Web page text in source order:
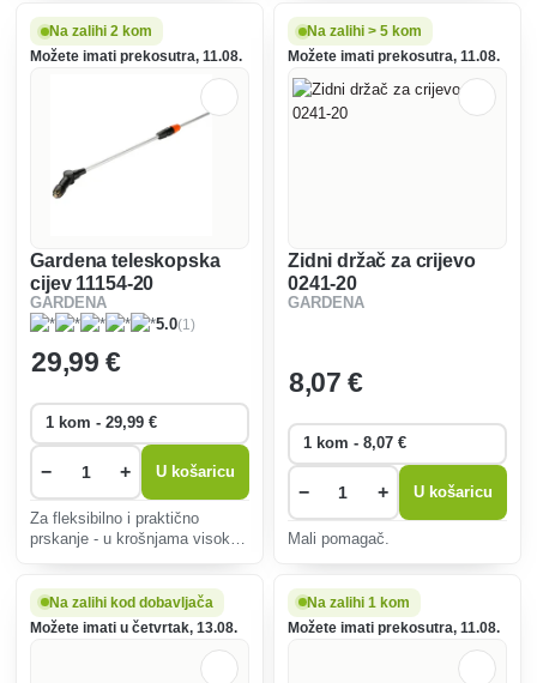
Na zalihi 2 kom
Možete imati prekosutra, 11.08.
Gardena teleskopska
cijev 11154-20
GARDENA
5.0(1)
29,99 €
− + U košaricu
Za fleksibilno i praktično
prskanje - u krošnjama visokog
Na zalihi > 5 kom
Možete imati prekosutra, 11.08.
Zidni držač za crijevo
0241-20
GARDENA
8,07 €
− + U košaricu
Mali pomagač.
Na zalihi kod dobavljača
Možete imati u četvrtak, 13.08.
Na zalihi 1 kom
Možete imati prekosutra, 11.08.